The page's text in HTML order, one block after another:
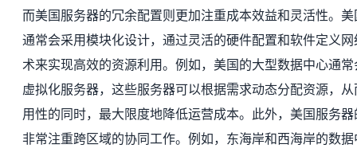
而美国服务器的冗余配置则更加注重成本效益和灵活性。
通常会采用模块化设计，通过灵活的硬件配置和软件定义
术来实现高效的资源利用。例如，美国的大型数据中心通
虚拟化服务器，这些服务器可以根据需求动态分配资源，
用性的同时，最大限度地降低运营成本。此外，美国服务
非常注重跨区域的协同工作。例如，东海岸和西海岸的数